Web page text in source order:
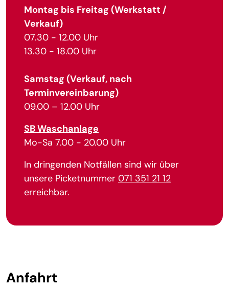
Montag bis Freitag (Werkstatt /
Verkauf)
07.30 - 12.00 Uhr
13.30 - 18.00 Uhr
Samstag (Verkauf, nach
Terminvereinbarung)
09.00 – 12.00 Uhr
SB Waschanlage
Mo-Sa 7.00 - 20.00 Uhr
In dringenden Notfällen sind wir über
unsere Picketnummer 071 351 21 12
erreichbar.
Anfahrt